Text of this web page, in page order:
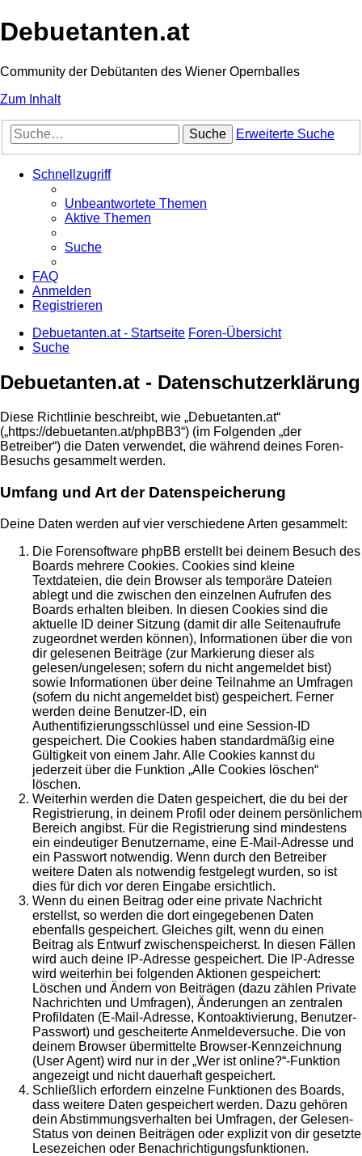
Debuetanten.at
Community der Debütanten des Wiener Opernballes
Zum Inhalt
Suche Erweiterte Suche
Schnellzugriff
Unbeantwortete Themen
Aktive Themen
Suche
FAQ
Anmelden
Registrieren
Debuetanten.at - Startseite Foren-Übersicht
Suche
Debuetanten.at - Datenschutzerklärung
Diese Richtlinie beschreibt, wie „Debuetanten.at“
(„https://debuetanten.at/phpBB3“) (im Folgenden „der
Betreiber“) die Daten verwendet, die während deines Foren-
Besuchs gesammelt werden.
Umfang und Art der Datenspeicherung
Deine Daten werden auf vier verschiedene Arten gesammelt:
Die Forensoftware phpBB erstellt bei deinem Besuch des
Boards mehrere Cookies. Cookies sind kleine
Textdateien, die dein Browser als temporäre Dateien
ablegt und die zwischen den einzelnen Aufrufen des
Boards erhalten bleiben. In diesen Cookies sind die
aktuelle ID deiner Sitzung (damit dir alle Seitenaufrufe
zugeordnet werden können), Informationen über die von
dir gelesenen Beiträge (zur Markierung dieser als
gelesen/ungelesen; sofern du nicht angemeldet bist)
sowie Informationen über deine Teilnahme an Umfragen
(sofern du nicht angemeldet bist) gespeichert. Ferner
werden deine Benutzer-ID, ein
Authentifizierungsschlüssel und eine Session-ID
gespeichert. Die Cookies haben standardmäßig eine
Gültigkeit von einem Jahr. Alle Cookies kannst du
jederzeit über die Funktion „Alle Cookies löschen“
löschen.
Weiterhin werden die Daten gespeichert, die du bei der
Registrierung, in deinem Profil oder deinem persönlichem
Bereich angibst. Für die Registrierung sind mindestens
ein eindeutiger Benutzername, eine E-Mail-Adresse und
ein Passwort notwendig. Wenn durch den Betreiber
weitere Daten als notwendig festgelegt wurden, so ist
dies für dich vor deren Eingabe ersichtlich.
Wenn du einen Beitrag oder eine private Nachricht
erstellst, so werden die dort eingegebenen Daten
ebenfalls gespeichert. Gleiches gilt, wenn du einen
Beitrag als Entwurf zwischenspeicherst. In diesen Fällen
wird auch deine IP-Adresse gespeichert. Die IP-Adresse
wird weiterhin bei folgenden Aktionen gespeichert:
Löschen und Ändern von Beiträgen (dazu zählen Private
Nachrichten und Umfragen), Änderungen an zentralen
Profildaten (E-Mail-Adresse, Kontoaktivierung, Benutzer-
Passwort) und gescheiterte Anmeldeversuche. Die von
deinem Browser übermittelte Browser-Kennzeichnung
(User Agent) wird nur in der „Wer ist online?“-Funktion
angezeigt und nicht dauerhaft gespeichert.
Schließlich erfordern einzelne Funktionen des Boards,
dass weitere Daten gespeichert werden. Dazu gehören
dein Abstimmungsverhalten bei Umfragen, der Gelesen-
Status von deinen Beiträgen oder explizit von dir gesetzte
Lesezeichen oder Benachrichtigungsfunktionen.